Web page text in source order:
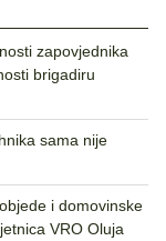
zapovjednika
brigadiru
sama nije
i domovinske
VRO Oluja